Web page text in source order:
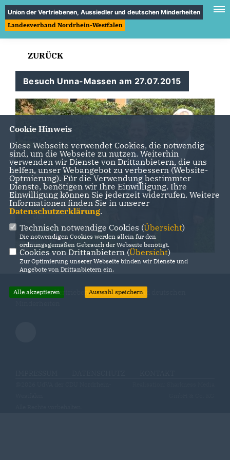
Union der Vertriebenen, Aussiedler und deutschen Minderheiten
Landesverband Nordrhein-Westfalen
ZURÜCK
Besuch Unna-Massen am 27.07.2015
Partner der Vertriebenen, Aussiedler und deutschen
Cookie Hinweis
Diese Webseite verwendet Cookies, die notwendig
sind, um die Webseite zu nutzen. Weiterhin
verwenden wir Dienste von Drittanbietern, die uns
helfen, unser Webangebot zu verbessern (Website-
Optmierung). Für die Verwendung bestimmter
Dienste, benötigen wir Ihre Einwilligung. Ihre
Einwilligung können Sie jederzeit widerrufen. Weitere
Informationen finden Sie in unserer
Datenschutzerklärung.
Technisch notwendige Cookies (Übersicht)
Die notwendigen Cookies werden allein für den
ordnungsgemäßen Gebrauch der Webseite benötigt.
Cookies von Drittanbietern (Übersicht)
Zur Optimierung unserer Webseite binden wir Dienste und
Angebote von Drittanbietern ein.
Alle akzeptieren Auswahl speichern